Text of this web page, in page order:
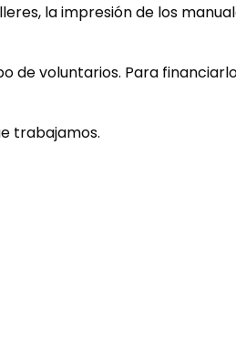
la impresión de los
de voluntarios. Para
trabajamos.